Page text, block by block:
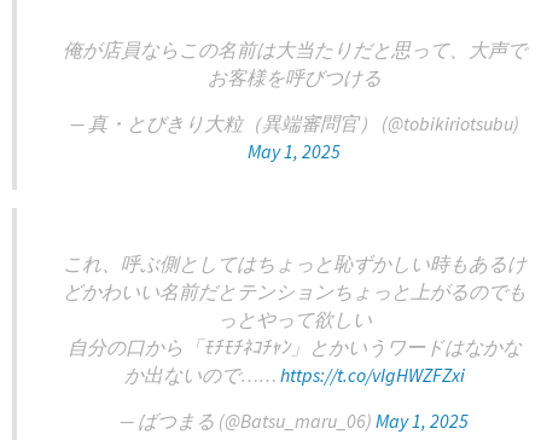
俺が店員ならこの名前は大当たりだと思って、大声で
お客様を呼びつける
— 真・とびきり大粒（異端審問官） (@tobikiriotsubu)
May 1, 2025
これ、呼ぶ側としてはちょっと恥ずかしい時もあるけ
どかわいい名前だとテンションちょっと上がるのでも
っとやって欲しい
自分の口から「ﾓﾁﾓﾁﾈｺﾁｬﾝ」とかいうワードはなかな
か出ないので…… https://t.co/vIgHWZFZxi
— ばつまる (@Batsu_maru_06) May 1, 2025